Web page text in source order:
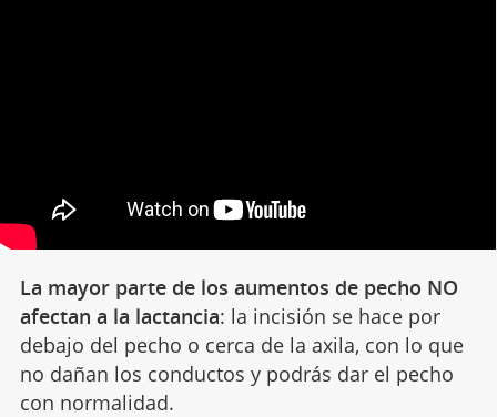
La mayor parte de los aumentos de pecho NO
afectan a la lactancia: la incisión se hace por
debajo del pecho o cerca de la axila, con lo que
no dañan los conductos y podrás dar el pecho
con normalidad.